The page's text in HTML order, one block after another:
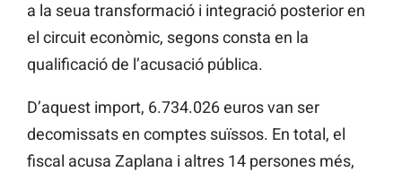
a la seua transformació i integració posterior en
el circuit econòmic, segons consta en la
qualificació de l’acusació pública.
D’aquest import, 6.734.026 euros van ser
decomissats en comptes suïssos. En total, el
fiscal acusa Zaplana i altres 14 persones més,